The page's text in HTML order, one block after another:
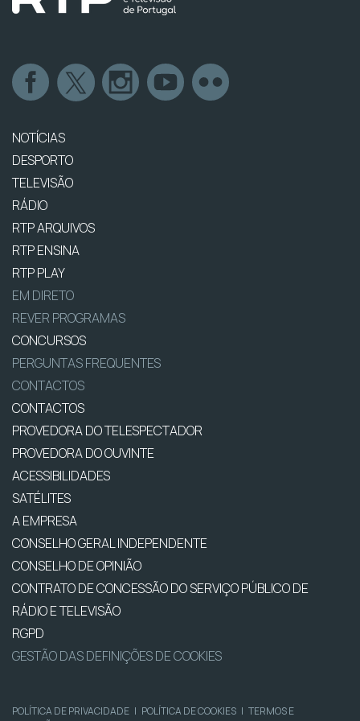
NOTÍCIAS
DESPORTO
TELEVISÃO
RÁDIO
RTP ARQUIVOS
RTP ENSINA
RTP PLAY
EM DIRETO
REVER PROGRAMAS
CONCURSOS
PERGUNTAS FREQUENTES
CONTACTOS
CONTACTOS
PROVEDORA DO TELESPECTADOR
PROVEDORA DO OUVINTE
ACESSIBILIDADES
SATÉLITES
A EMPRESA
CONSELHO GERAL INDEPENDENTE
CONSELHO DE OPINIÃO
CONTRATO DE CONCESSÃO DO SERVIÇO PÚBLICO DE
RÁDIO E TELEVISÃO
RGPD
GESTÃO DAS DEFINIÇÕES DE COOKIES
POLÍTICA DE PRIVACIDADE | POLÍTICA DE COOKIES | TERMOS E